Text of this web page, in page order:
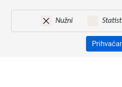
Mapa weba
Nužni